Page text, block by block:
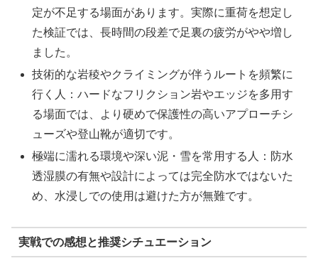
定が不足する場面があります。実際に重荷を想定し
た検証では、長時間の段差で足裏の疲労がやや増し
ました。
技術的な岩稜やクライミングが伴うルートを頻繁に
行く人：ハードなフリクション岩やエッジを多用す
る場面では、より硬めで保護性の高いアプローチシ
ューズや登山靴が適切です。
極端に濡れる環境や深い泥・雪を常用する人：防水
透湿膜の有無や設計によっては完全防水ではないた
め、水浸しでの使用は避けた方が無難です。
実戦での感想と推奨シチュエーション